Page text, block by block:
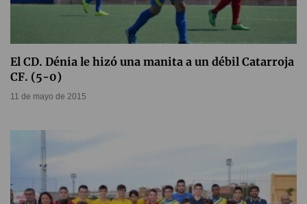
El CD. Dénia le hizó una manita a un débil Catarroja
CF. (5-0)
11 de mayo de 2015